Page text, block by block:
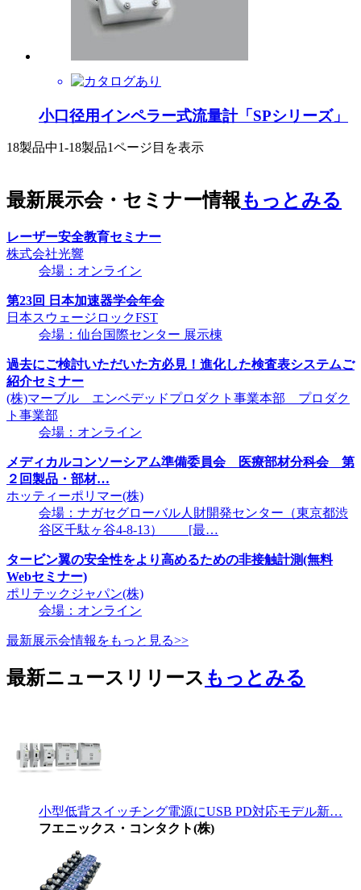
小口径用インペラー式流量計「SPシリーズ」
18製品中1-18製品1ページ目を表示
最新展示会・セミナー情報もっとみる
レーザー安全教育セミナー
株式会社光響
会場：オンライン
第23回 日本加速器学会年会
日本スウェージロックFST
会場：仙台国際センター 展示棟
過去にご検討いただいた方必見！進化した検査表システムご
紹介セミナー
(株)マーブル エンベデッドプロダクト事業本部 プロダク
ト事業部
会場：オンライン
メディカルコンソーシアム準備委員会 医療部材分科会 第
２回製品・部材…
ホッティーポリマー(株)
会場：ナガセグローバル人財開発センター（東京都渋
谷区千駄ヶ谷4-8-13） [最…
タービン翼の安全性をより高めるための非接触計測(無料
Webセミナー)
ポリテックジャパン(株)
会場：オンライン
最新展示会情報をもっと見る>>
最新ニュースリリース もっとみる
小型低背スイッチング電源にUSB PD対応モデル新…
フエニックス・コンタクト(株)